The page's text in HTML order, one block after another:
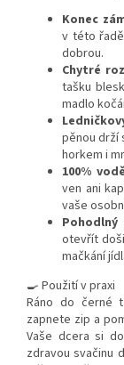
Konec
v této
dobrou.
Chytré
tašku
madlo
pěnou drží
horkem i
100%
ven ani
vaše
otevřít
mačkání
🍳 Použití v praxi
Ráno do černé
zapnete zip a
Vaše dcera si
zdravou svačinu